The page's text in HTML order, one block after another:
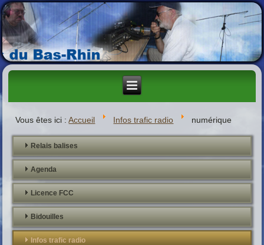
Vous êtes ici :Accueil Infos trafic radio numérique
Relais balises
Agenda
Licence FCC
Bidouilles
Infos trafic radio